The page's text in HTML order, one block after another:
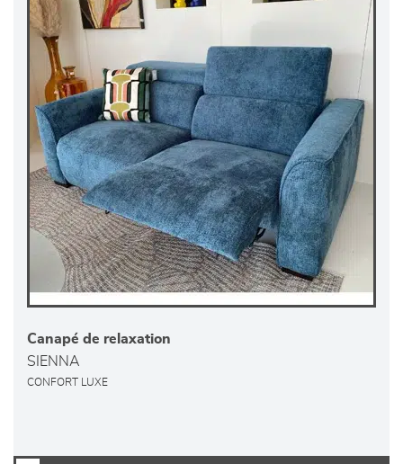
Canapé de relaxation
SIENNA
CONFORT LUXE